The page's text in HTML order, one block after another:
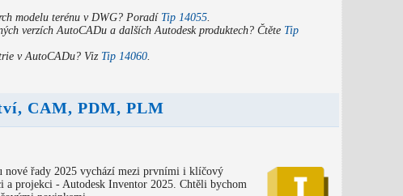
modelu terénu v DWG? Poradí Tip 14055.
verzích AutoCADu a dalších Autodesk produktech? Čtěte Tip
v AutoCADu? Viz Tip 14060.
CAM, PDM, PLM
nové řady 2025 vychází mezi prvními i klíčový
a projekci - Autodesk Inventor 2025. Chtěli bychom